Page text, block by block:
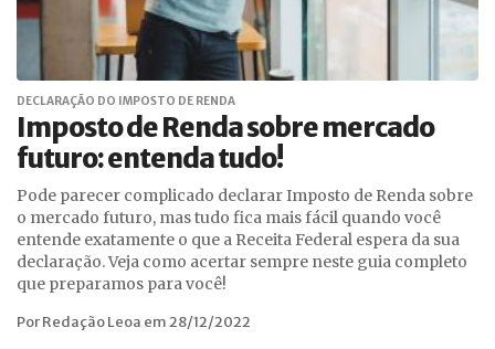
DECLARAÇÃO DO IMPOSTO DE RENDA
Imposto de Renda sobre mercado
futuro: entenda tudo!
Pode parecer complicado declarar Imposto de Renda sobre
o mercado futuro, mas tudo fica mais fácil quando você
entende exatamente o que a Receita Federal espera da sua
declaração. Veja como acertar sempre neste guia completo
que preparamos para você!
Por Redação Leoa em 28/12/2022